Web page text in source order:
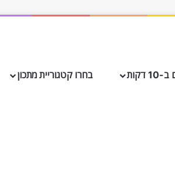
דקות בחרו קטגוריית מתכון